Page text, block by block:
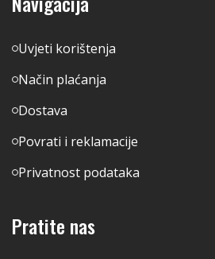
Uvjeti korištenja
Način plaćanja
Dostava
Povrati i reklamacije
Privatnost podataka
Pratite nas